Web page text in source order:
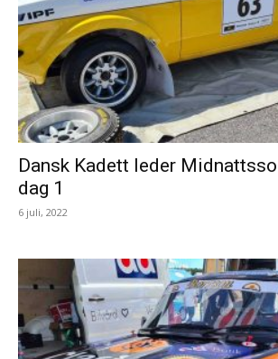
Dansk Kadett leder
dag 1
6 juli, 2022